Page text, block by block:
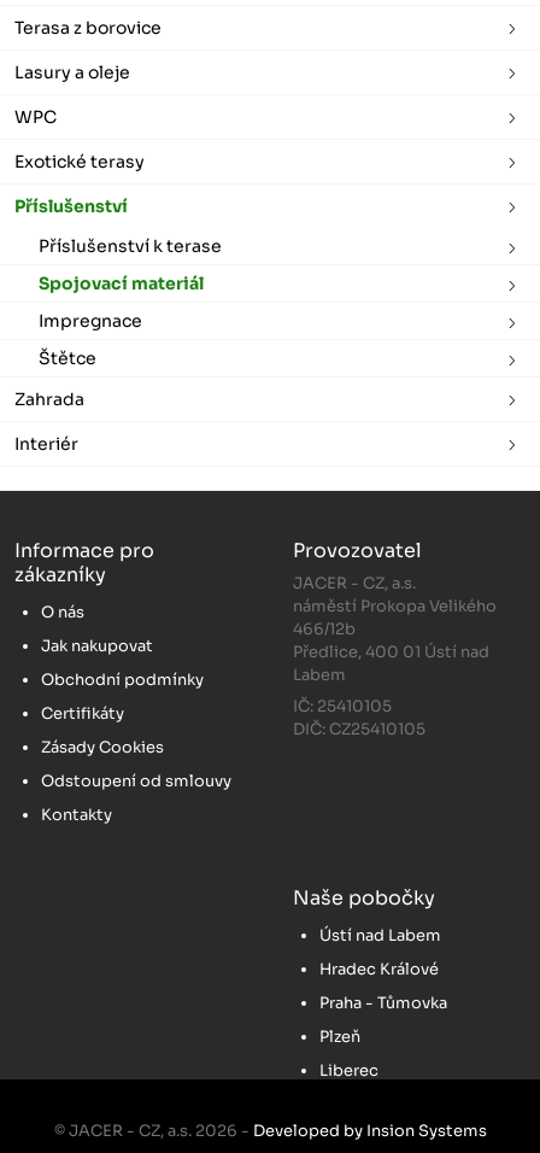
Terasa z borovice
Lasury a oleje
WPC
Exotické terasy
Příslušenství
Příslušenství k terase
Spojovací materiál
Impregnace
Štětce
Zahrada
Interiér
Informace pro
zákazníky
O nás
Jak nakupovat
Obchodní podmínky
Certifikáty
Zásady Cookies
Odstoupení od smlouvy
Kontakty
Provozovatel
JACER - CZ, a.s.
náměstí Prokopa Velikého
466/12b
Předlice, 400 01 Ústí nad
Labem
IČ: 25410105
DIČ: CZ25410105
Naše pobočky
Ústí nad Labem
Hradec Králové
Praha - Tůmovka
Plzeň
Liberec
© JACER - CZ, a.s. 2026 - Developed by Insion Systems